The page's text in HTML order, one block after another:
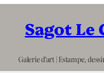
Sagot Le
Galerie d’art | Estampe,